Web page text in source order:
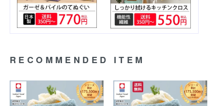
RECOMMENDED ITEM